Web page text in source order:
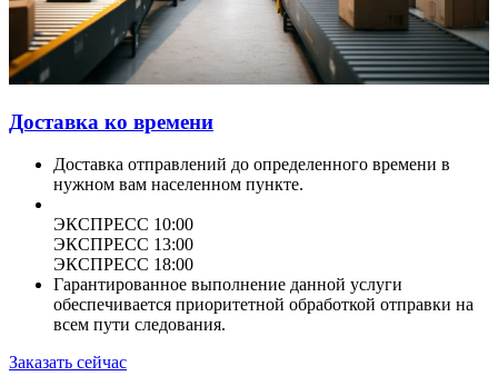
Доставка ко времени
Доставка отправлений до определенного времени в
нужном вам населенном пункте.
ЭКСПРЕСС 10:00
ЭКСПРЕСС 13:00
ЭКСПРЕСС 18:00
Гарантированное выполнение данной услуги
обеспечивается приоритетной обработкой отправки на
всем пути следования.
Заказать сейчас